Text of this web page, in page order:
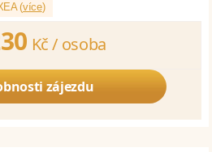
(více)
Kč / osoba
zájezdu